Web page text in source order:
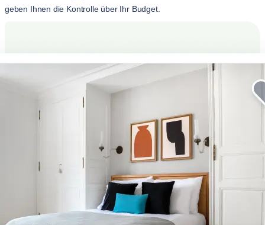
geben Ihnen die Kontrolle über Ihr Budget.